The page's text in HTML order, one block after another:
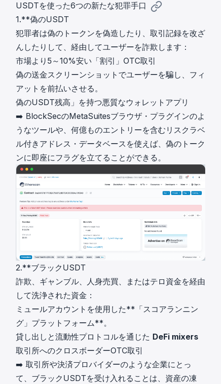
USDTを使った6つの新たな犯罪手口
1.**偽のUSDT
犯罪者は偽のトークンを偽造したり、取引記録を改ざ
んしたりして、経由してユーザーを詐欺します：
市場より5～10%安い「割引」OTC取引
偽の送金スクリーンショットでユーザーを騙し、フィ
アットを前払いさせる。
偽のUSDT残高」を持つ悪質なウォレットアプリ
➡️ BlockSecのMetaSuitesブラウザ・プラグインのよ
うなツールや、何億ものエントリーを含むリスクラベ
ル付きアドレス・データベースを使えば、偽のトーク
ンに即座にフラグを立てることができる。
2.**ブラックUSDT
詐欺、ギャンブル、人身売買、またはテロ資金を経由
して洗浄された資金：
ミュールアカウントを使用した**「スコアランニン
グ」プラットフォーム**。
貸し出しと流動性プロトコルを通じた DeFi mixers
取引所へのクロスボーダーOTC取引
➡️ 取引所や決済プロバイダーのような企業にとっ
て、ブラックUSDTを受け入れることは、資産の凍